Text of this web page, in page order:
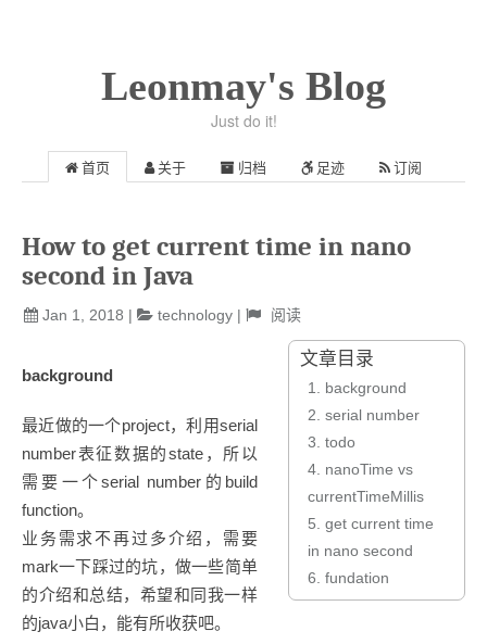
Leonmay's Blog
Just do it!
首页 关于 归档 足迹 订阅
How to get current time in nano
second in Java
Jan 1, 2018 | technology | 阅读
文章目录
1.
background
2. serial number
3. todo
4. nanoTime vs
currentTimeMillis
5. get current time
in nano second
6. fundation
background
最近做的一个project，利用serial
number表征数据的state，所以
需要一个serial number的build
function。
业务需求不再过多介绍，需要
mark一下踩过的坑，做一些简单
的介绍和总结，希望和同我一样
的java小白，能有所收获吧。